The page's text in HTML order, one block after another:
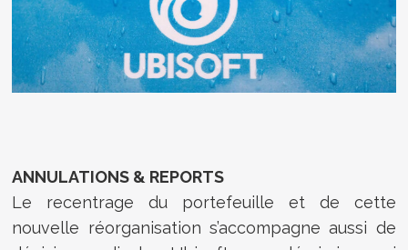
ANNULATIONS & REPORTS
Le recentrage du portefeuille et de cette
nouvelle réorganisation s’accompagne aussi de